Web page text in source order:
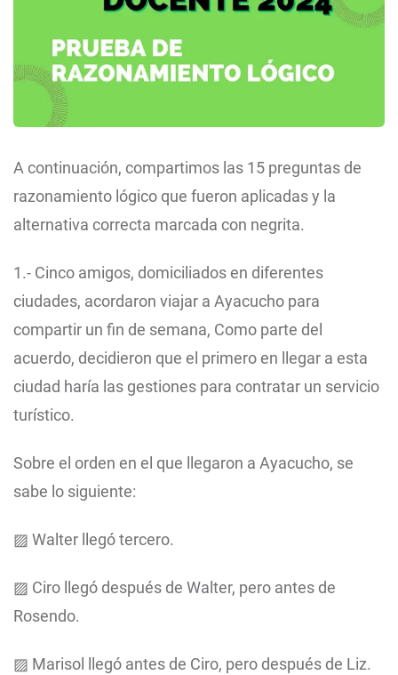
A continuación, compartimos las 15 preguntas de
razonamiento lógico que fueron aplicadas y la
alternativa correcta marcada con negrita.
1.- Cinco amigos, domiciliados en diferentes
ciudades, acordaron viajar a Ayacucho para
compartir un fin de semana, Como parte del
acuerdo, decidieron que el primero en llegar a esta
ciudad haría las gestiones para contratar un servicio
turístico.
Sobre el orden en el que llegaron a Ayacucho, se
sabe lo siguiente:
▨ Walter llegó tercero.
▨ Ciro llegó después de Walter, pero antes de
Rosendo.
▨ Marisol llegó antes de Ciro, pero después de Liz.